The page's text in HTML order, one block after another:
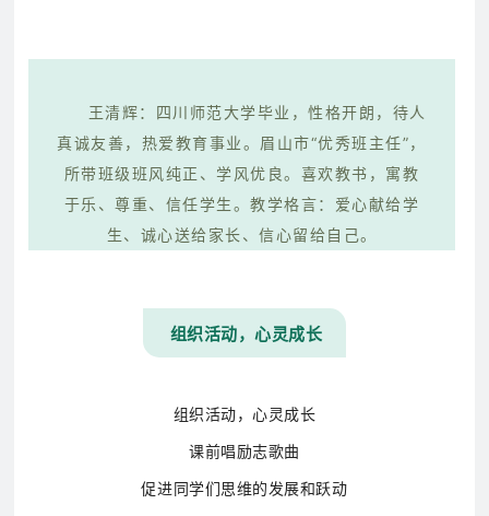
王清辉：四川师范大学毕业，性格开朗，待人
真诚友善，热爱教育事业。眉山市“优秀班主任”，
所带班级班风纯正、学风优良。喜欢教书，寓教
于乐、尊重、信任学生。教学格言：爱心献给学
生、诚心送给家长、信心留给自己。
组织活动，心灵成长
组织活动，心灵成长
课前唱励志歌曲
促进同学们思维的发展和跃动